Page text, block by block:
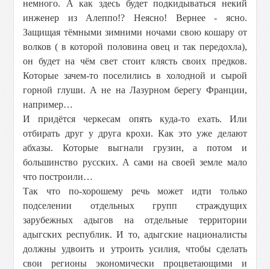
немного. А как здесь будет подкидываться некий
инженер из Алеппо!? Неясно! Вернее - ясно.
Защищая тёмными зимними ночами свою кошару от
волков ( в которой половина овец и так передохла),
он будет на чём свет стоит клясть своих предков.
Которые зачем-то поселились в холодной и сырой
горной глуши. А не на Лазурном берегу Франции,
например…
И придётся черкесам опять куда-то ехать. Или
отбирать друг у друга крохи. Как это уже делают
абхазы. Которые выгнали грузин, а потом и
большинство русских. А сами на своей земле мало
что построили…
Так что по-хорошему речь может идти только
подселении отдельных групп страждущих
зарубежных адыгов на отдельные территории
адыгских республик. И то, адыгские националисты
должны удвоить и утроить усилия, чтобы сделать
свои регионы экономически процветающими и